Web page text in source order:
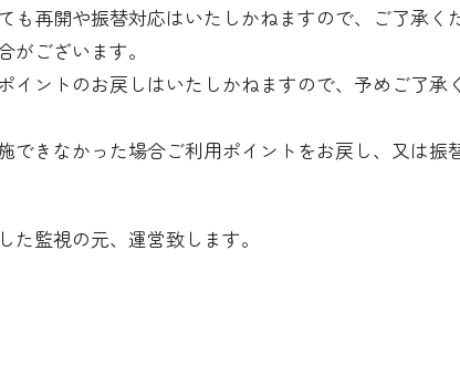
再開や振替対応はいたしかねますので、ご了承く
ございます。
ントのお戻しはいたしかねますので、予めご了承
できなかった場合ご利用ポイントをお戻し、又は
監視の元、運営致します。